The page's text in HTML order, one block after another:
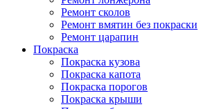
Ремонт сколов
Ремонт вмятин без покраски
Ремонт царапин
Покраска
Покраска кузова
Покраска капота
Покраска порогов
Покраска крыши